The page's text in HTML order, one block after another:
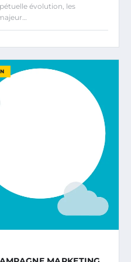
évolution, les